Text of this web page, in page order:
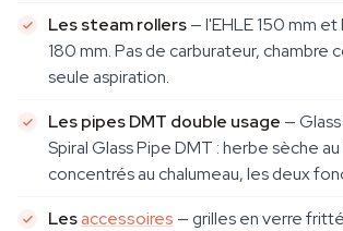
Les steam rollers— l'EHLE 150 mm
180 mm. Pas de carburateur, chambre
seule aspiration.
Les pipes DMT double usage —
Spiral Glass Pipe DMT : herbe sèche
concentrés au chalumeau, les deux
Lesaccessoires — grilles en verre